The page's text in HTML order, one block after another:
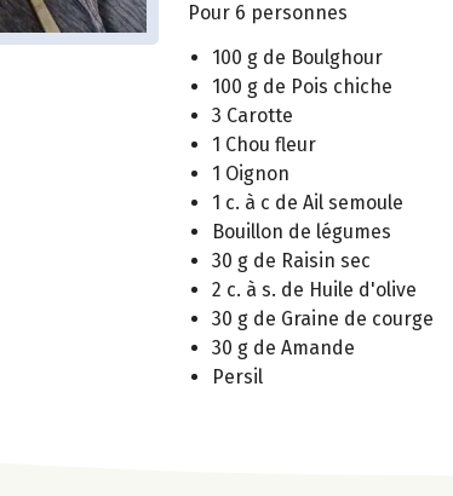
Pour 6 personnes
100 g de Boulghour
100 g de Pois chiche
3 Carotte
1 Chou fleur
1 Oignon
1 c. à c de Ail semoule
Bouillon de légumes
30 g de Raisin sec
2 c. à s. de Huile d'olive
30 g de Graine de courge
30 g de Amande
Persil